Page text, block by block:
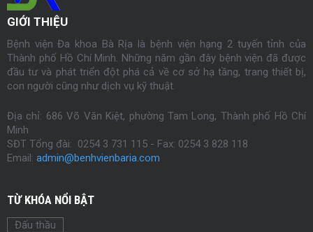
GIỚI THIỆU
Bệnh viện Đa khoa Bà Rịa là bệnh viện hạng 2 tuyến tỉnh của
Thành phố Hồ Chí Minh. Những năm gần đây bệnh viện đã được
đầu tư và phát triển đột phá cả về cơ sở hạ tầng, trang thiết bị,
con người cũng như dịch vụ kỹ thuật.
Địa chỉ: 686 Võ Văn Kiệt, phường Tam Long, Thành phố Hồ Chí
Minh
SĐT Tổng đài: 0254 3 731 115 - Fax: 0254 3 828 118
Email: admin@benhvienbaria.com
TỪ KHÓA NỔI BẬT
Đấu thầu